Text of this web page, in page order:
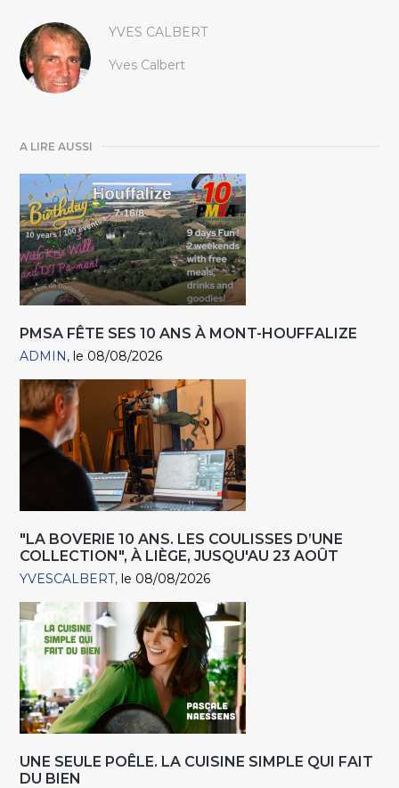
YVES CALBERT
Yves Calbert
A LIRE AUSSI
PMSA FÊTE SES 10 ANS À MONT-HOUFFALIZE
ADMIN le 08/08/2026
"LA BOVERIE 10 ANS. LES COULISSES D’UNE
COLLECTION", À LIÈGE, JUSQU'AU 23 AOÛT
YVESCALBERT le 08/08/2026
UNE SEULE POÊLE. LA CUISINE SIMPLE QUI FAIT
DU BIEN